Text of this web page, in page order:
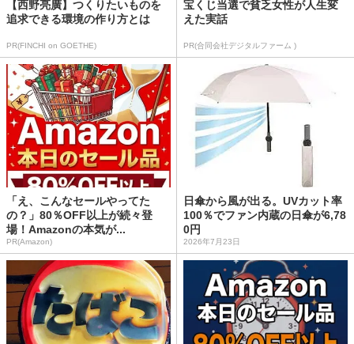
【西野亮廣】つくりたいものを
追求できる環境の作り方とは
PR(FINCHI on GOETHE)
宝くじ当選で貧乏女性が人生変
えた実話
PR(合同会社デジタルファーム )
「え、こんなセールやってた
の？」80％OFF以上が続々登
場！Amazonの本気が...
PR(Amazon)
日傘から風が出る。UVカット率
100％でファン内蔵の日傘が6,78
0円
2026年7月23日